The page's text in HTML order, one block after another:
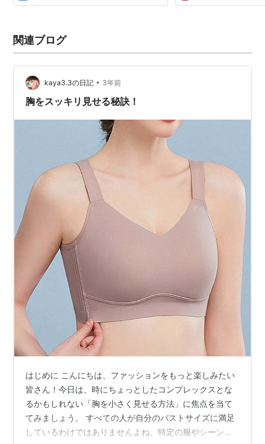
関連ブログ
kaya3.3の日記 • 3年前
胸をスッキリ見せる秘訣！
はじめに こんにちは、ファッションをもっと楽しみたい
皆さん！今日は、時にちょっとしたコンプレックスとな
るかもしれない「胸を小さく見せる方法」に焦点を当て
てみましょう。 すべての人が自分のバストサイズに満足
しているわけではありませんよね。特定の服やシーン